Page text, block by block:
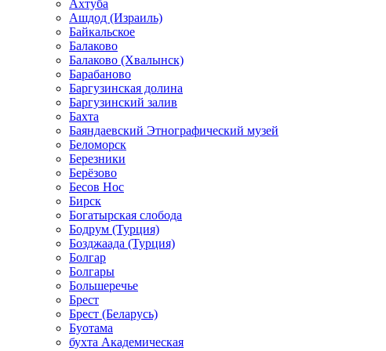
Ахтуба
Ашдод (Израиль)
Байкальское
Балаково
Балаково (Хвалынск)
Барабаново
Баргузинская долина
Баргузинский залив
Бахта
Баяндаевский Этнографический музей
Беломорск
Березники
Берёзово
Бесов Нос
Бирск
Богатырская слобода
Бодрум (Турция)
Бозджаада (Турция)
Болгар
Болгары
Большеречье
Брест
Брест (Беларусь)
Буотама
бухта Академическая